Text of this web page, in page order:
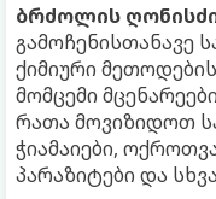
ბრძოლის
გამოჩენისთანავე
ქიმიური
მომცემი
რათა მოვიზიდოთ
ჭიამაიები,
პარაზიტები და